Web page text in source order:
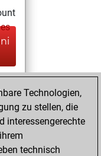
Technologien,
zu stellen, die
interessengerechte
technisch